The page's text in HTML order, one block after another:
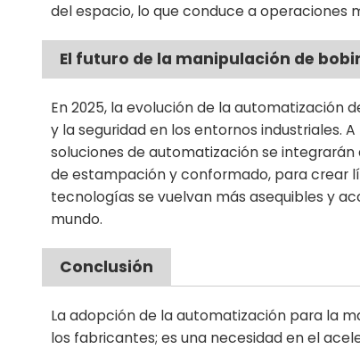
del espacio, lo que conduce a operaciones
El futuro de la manipulación de
En 2025, la evolución de la automatización
y la seguridad en los entornos industriales.
soluciones de automatización se
de estampación y conformado, para crear
tecnologías se vuelvan más asequibles y
mundo.
Conclusión
La adopción de la automatización para la
los fabricantes; es una necesidad en el